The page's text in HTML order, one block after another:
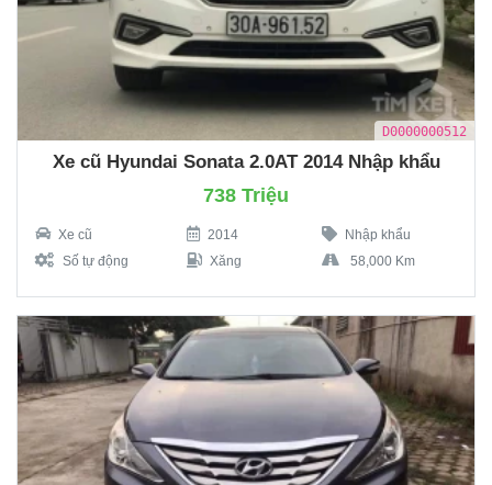
D0000000512
Xe cũ Hyundai Sonata 2.0AT 2014 Nhập khẩu
738 Triệu
Xe cũ 2014
Nhập khẩu
Số tự động
Xăng 58,000 Km